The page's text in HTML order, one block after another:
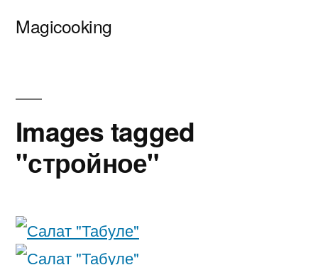
Magicooking
Images tagged
"стройное"